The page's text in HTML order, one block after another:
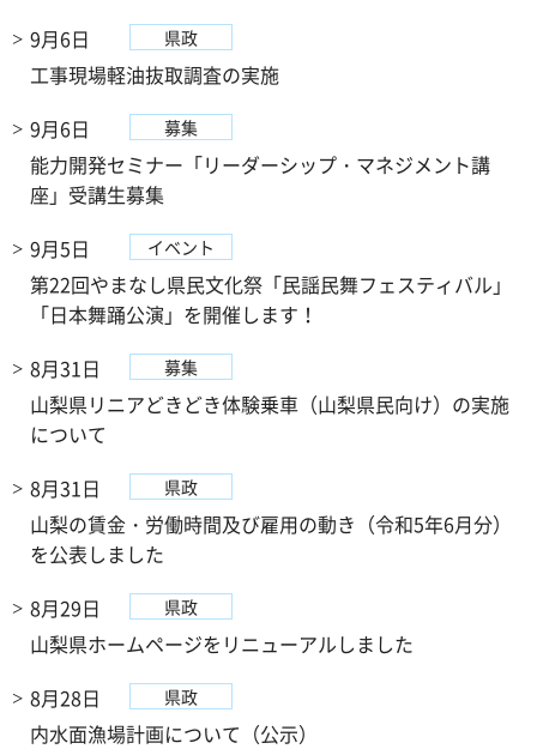
9月6日
県政
工事現場軽油抜取調査の実施
9月6日
募集
能力開発セミナー「リーダーシップ・マネジメント講
座」受講生募集
9月5日
イベント
第22回やまなし県民文化祭「民謡民舞フェスティバル」
「日本舞踊公演」を開催します！
8月31日
募集
山梨県リニアどきどき体験乗車（山梨県民向け）の実施
について
8月31日
県政
山梨の賃金・労働時間及び雇用の動き（令和5年6月分）
を公表しました
8月29日
県政
山梨県ホームページをリニューアルしました
8月28日
県政
内水面漁場計画について（公示）